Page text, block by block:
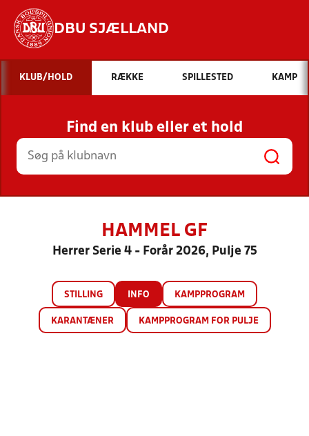
DBU SJÆLLAND
Hvad vil du søge efter?
INDHOLD OG NYHEDER
STILLINGER, RESULTATER, KLUBBER OG
HOLD
KLUB/HOLD RÆKKE SPILLESTED KAMP
Find en klub eller et hold
HAMMEL GF
Herrer Serie 4 - Forår 2026, Pulje 75
STILLING INFO KAMPPROGRAM
KARANTÆNER KAMPPROGRAM FOR PULJE